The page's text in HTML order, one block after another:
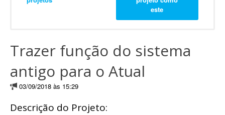
este
Trazer função do sistema
antigo para o Atual
03/09/2018 às 15:29
Descrição do Projeto: